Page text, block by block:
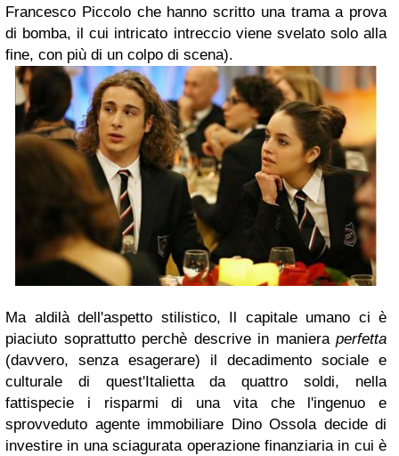
Francesco Piccoloche hanno scritto una trama a prova
di bomba, il cui intricato intreccio viene svelato solo alla
fine, con più di un colpo di scena).
Ma aldilà dell'aspetto stilistico, Il capitale umano ci è
piaciuto soprattutto perchè descrive in maniera perfetta
(davvero, senza esagerare) il decadimento sociale e
culturale di quest'Italietta da quattro soldi, nella
fattispecie i risparmi di una vita che l'ingenuo e
sprovveduto agente immobiliare Dino Ossola decide di
investire in una sciagurata operazione finanziaria in cui è